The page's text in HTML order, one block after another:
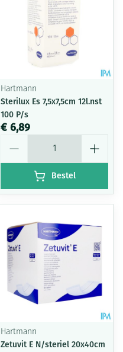
Hartmann
Sterilux Es 7,5x7,5cm 12l.nst
100 P/s
€ 6,89
Bestel
Hartmann
Zetuvit E N/steriel 20x40cm